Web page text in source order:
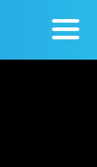
celý svoj život